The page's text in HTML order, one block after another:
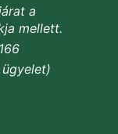
a
mellett.